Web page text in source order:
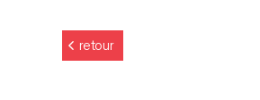
retour